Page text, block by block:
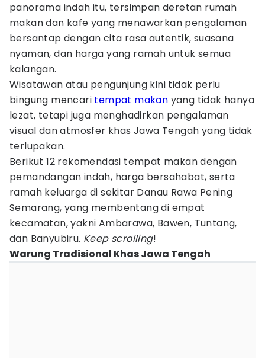
panorama indah itu, tersimpan deretan rumah
makan dan kafe yang menawarkan pengalaman
bersantap dengan cita rasa autentik, suasana
nyaman, dan harga yang ramah untuk semua
kalangan.
Wisatawan atau pengunjung kini tidak perlu
bingung mencari tempat makan yang tidak hanya
lezat, tetapi juga menghadirkan pengalaman
visual dan atmosfer khas Jawa Tengah yang tidak
terlupakan.
Berikut 12 rekomendasi tempat makan dengan
pemandangan indah, harga bersahabat, serta
ramah keluarga di sekitar Danau Rawa Pening
Semarang, yang membentang di empat
kecamatan, yakni Ambarawa, Bawen, Tuntang,
dan Banyubiru. Keep scrolling!
Warung Tradisional Khas Jawa Tengah